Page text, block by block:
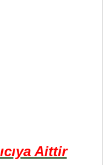
Aittir